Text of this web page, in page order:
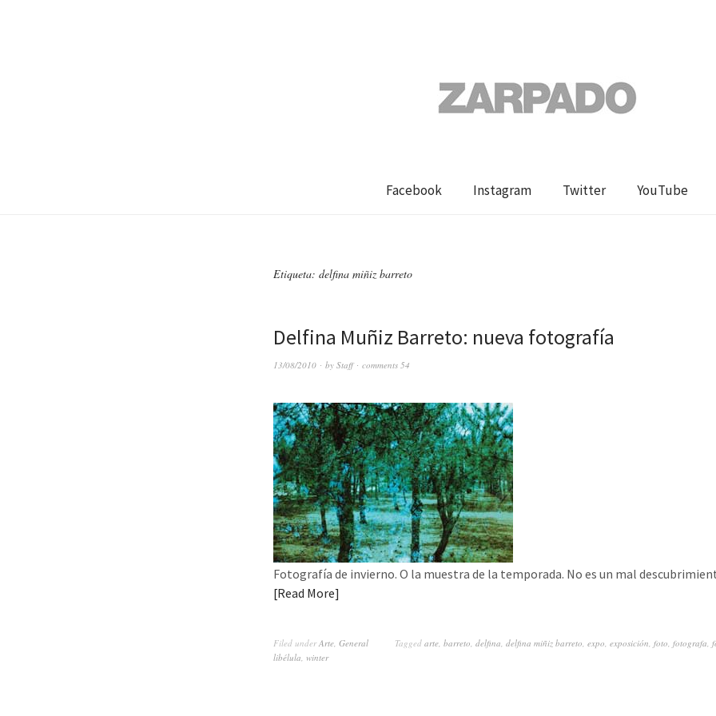
Facebook Instagram Twitter YouTube
Etiqueta: delfina miñiz barreto
Delfina Muñiz Barreto: nueva fotografía
13/08/2010 by Staff comments 54
Fotografía de invierno. O la muestra de la temporada. No es un mal
Read More
Filed underArte, General Tagged arte, barreto, delfina, delfina miñiz barreto, expo, exposición, foto, fotografa,
libélula, winter